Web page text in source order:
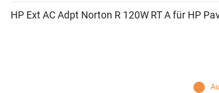
HP Ext AC Adpt Norton R 120W RT A für HP